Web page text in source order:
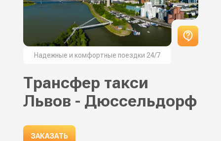
Надежные и комфортные поездки 24/7
Трансфер такси
Львов - Дюссельдорф
ЗАКАЗАТЬ